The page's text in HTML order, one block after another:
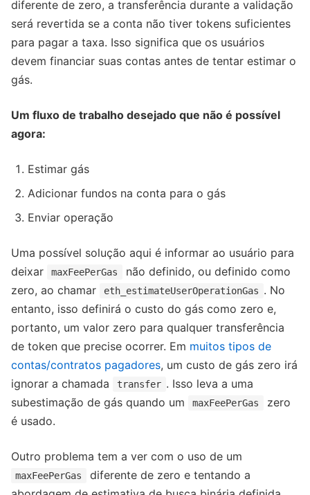
diferente de zero, a transferência durante a validação
será revertida se a conta não tiver tokens suficientes
para pagar a taxa. Isso significa que os usuários
devem financiar suas contas antes de tentar estimar o
gás.
Um fluxo de trabalho desejado que não é possível
agora:
Estimar gás
Adicionar fundos na conta para o gás
Enviar operação
Uma possível solução aqui é informar ao usuário para
deixar
maxFeePerGas
não definido, ou definido como
zero, ao chamar
eth_estimateUserOperationGas . No
entanto, isso definirá o custo do gás como zero e,
portanto, um valor zero para qualquer transferência
de token que precise ocorrer. Em muitos tipos de
contas/contratos pagadores, um custo de gás zero irá
ignorar a chamada
transfer . Isso leva a uma
subestimação de gás quando um
maxFeePerGas
zero
é usado.
Outro problema tem a ver com o uso de um
maxFeePerGas
diferente de zero e tentando a